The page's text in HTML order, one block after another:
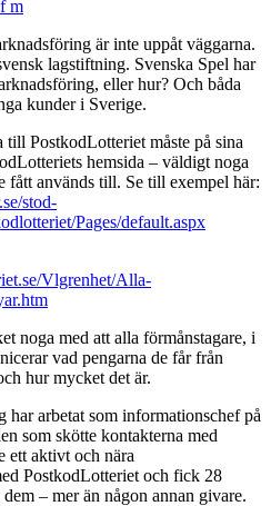
m
är inte uppåt väggarna.
lagstiftning. Svenska Spel har
eller hur? Och båda
kunder i Sverige.
PostkodLotteriet måste på sina
hemsida – väldigt noga
fått används till. Se till exempel här:
stod-
Pages/default.aspx
Vlgrenhet/Alla-
noga med att alla förmånstagare, i
vad pengarna de får från
hur mycket det är.
har arbetat som informationschef på
som skötte kontakterna med
ett aktivt och nära
PostkodLotteriet och fick 28
– mer än någon annan givare.